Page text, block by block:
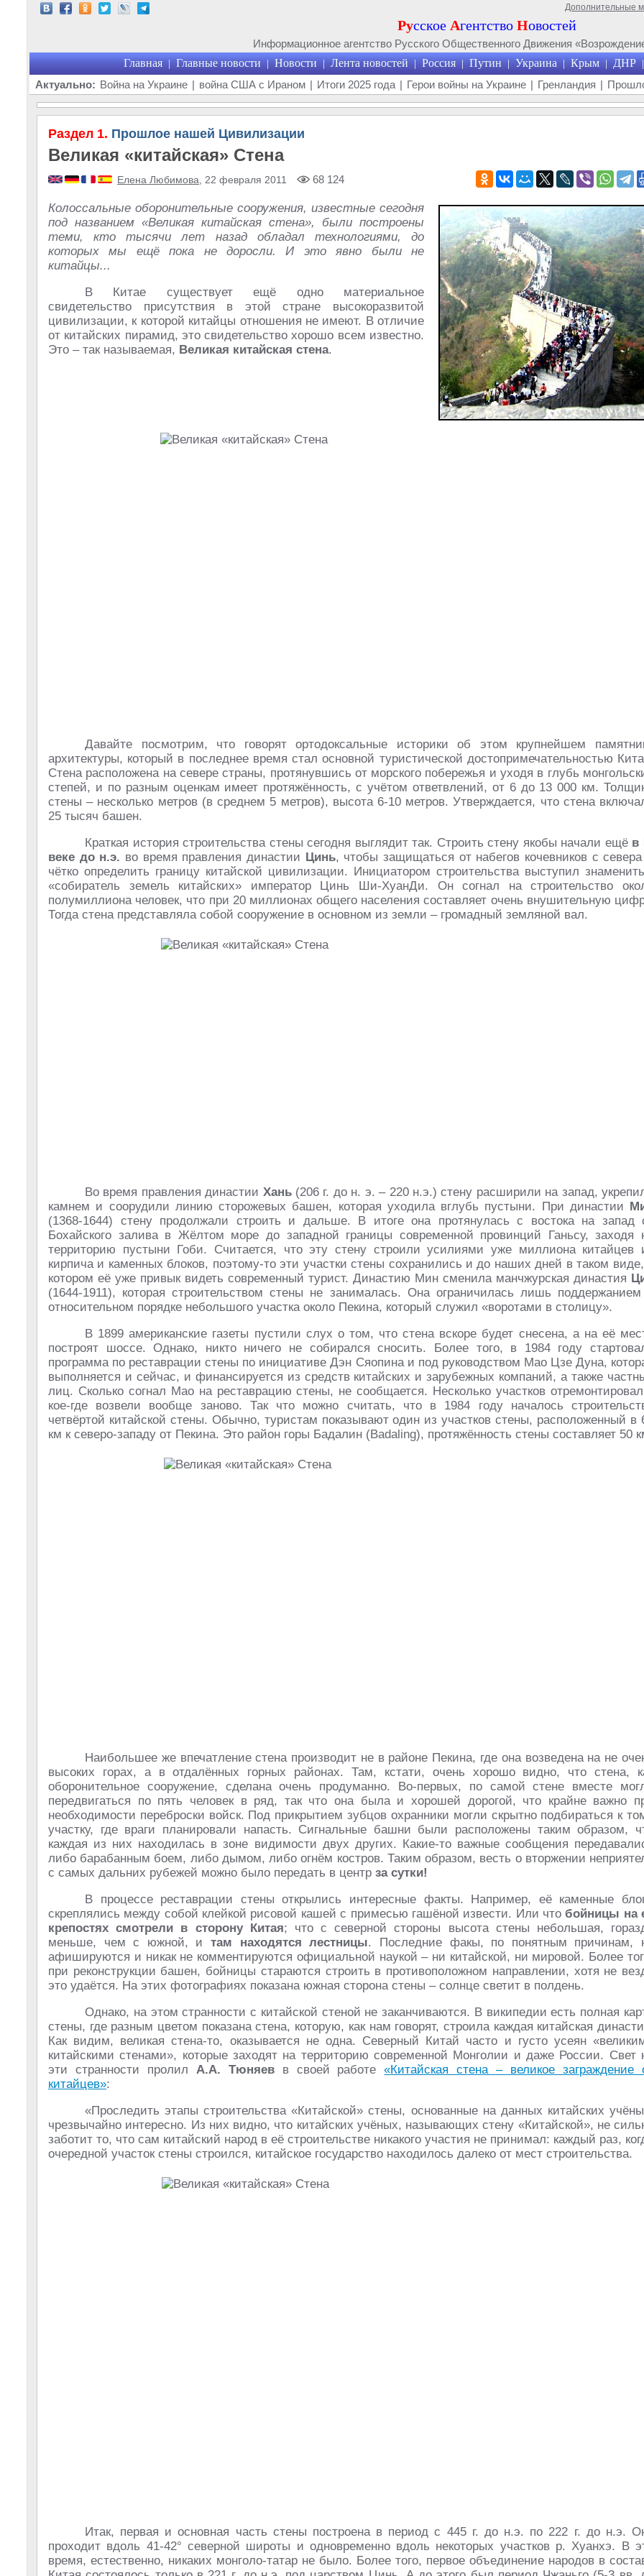
Дополнительные
Русское Агентство Новостей
Информационное агентство Русского Общественного Движения
Главная | Главные новости | Новости | Лента новостей | Россия | Путин | Украина | Крым | ДНР |
Актуально: Война на Украине | война США с Ираном | Итоги 2025 года | Герои войны на Украине | Гренландия |
Раздел 1. Прошлое нашей Цивилизации
Великая «китайская» Стена
Елена Любимова , 22 февраля 2011 68 124
Колоссальные оборонительные сооружения, известные сегодня
под названием «Великая китайская стена», были построены
теми, кто тысячи лет назад обладал технологиями, до
которых мы ещё пока не доросли. И это явно были не
китайцы...
В Китае существует ещё одно материальное
свидетельство присутствия в этой стране высокоразвитой
цивилизации, к которой китайцы отношения не имеют. В отличие
от китайских пирамид, это свидетельство хорошо всем известно.
Это – так называемая, Великая китайская стена.
Давайте посмотрим, что говорят ортодоксальные историки об этом крупнейшем
архитектуры, который в последнее время стал основной туристической достопримечательностью
Стена расположена на севере страны, протянувшись от морского побережья и уходя в глубь
степей, и по разным оценкам имеет протяжённость, с учётом ответвлений, от 6 до 13 000 км.
стены – несколько метров (в среднем 5 метров), высота 6-10 метров. Утверждается, что стена
25 тысяч башен.
Краткая история строительства стены сегодня выглядит так. Строить стену якобы начали ещё в
веке до н.э. во время правления династии Цинь, чтобы защищаться от набегов кочевников с
чётко определить границу китайской цивилизации. Инициатором строительства выступил
«собиратель земель китайских» император Цинь Ши-ХуанДи. Он согнал на строительство
полумиллиона человек, что при 20 миллионах общего населения составляет очень внушительную
Тогда стена представляла собой сооружение в основном из земли – громадный земляной вал.
Во время правления династии Хань(206 г. до н. э. – 220 н.э.) стену расширили на запад,
камнем и соорудили линию сторожевых башен, которая уходила вглубь пустыни. При династии
(1368-1644) стену продолжали строить и дальше. В итоге она протянулась с востока на запад
Бохайского залива в Жёлтом море до западной границы современной провинций Ганьсу, заходя
территорию пустыни Гоби. Считается, что эту стену строили усилиями уже миллиона китайцев
кирпича и каменных блоков, поэтому-то эти участки стены сохранились и до наших дней в таком
котором её уже привык видеть современный турист. Династию Мин сменила манчжурская династия
(1644-1911), которая строительством стены не занималась. Она ограничилась лишь
относительном порядке небольшого участка около Пекина, который служил «воротами в столицу».
В 1899 американские газеты пустили слух о том, что стена вскоре будет снесена, а на её
построят шоссе. Однако, никто ничего не собирался сносить. Более того, в 1984 году
программа по реставрации стены по инициативе Дэн Сяопина и под руководством Мао Цзе Дуна,
выполняется и сейчас, и финансируется из средств китайских и зарубежных компаний, а также
лиц. Сколько согнал Мао на реставрацию стены, не сообщается. Несколько участков
кое-где возвели вообще заново. Так что можно считать, что в 1984 году началось
четвёртой китайской стены. Обычно, туристам показывают один из участков стены, расположенный в
км к северо-западу от Пекина. Это район горы Бадалин (Badaling), протяжённость стены составляет 50
Наибольшее же впечатление стена производит не в районе Пекина, где она возведена на не
высоких горах, а в отдалённых горных районах. Там, кстати, очень хорошо видно, что стена,
оборонительное сооружение, сделана очень продуманно. Во-первых, по самой стене вместе
передвигаться по пять человек в ряд, так что она была и хорошей дорогой, что крайне важно
необходимости переброски войск. Под прикрытием зубцов охранники могли скрытно подбираться к
участку, где враги планировали напасть. Сигнальные башни были расположены таким образом,
каждая из них находилась в зоне видимости двух других. Какие-то важные сообщения
либо барабанным боем, либо дымом, либо огнём костров. Таким образом, весть о вторжении
с самых дальних рубежей можно было передать в центр за сутки!
В процессе реставрации стены открылись интересные факты. Например, её каменные
скреплялись между собой клейкой рисовой кашей с примесью гашёной извести. Или чтобойницы на
крепостях смотрели в сторону Китая; что с северной стороны высота стены небольшая,
меньше, чем с южной, итам находятся лестницы. Последние факы, по понятным причинам,
афишируются и никак не комментируются официальной наукой – ни китайской, ни мировой. Более
при реконструкции башен, бойницы стараются строить в противоположном направлении, хотя не
это удаётся. На этих фотографиях показана южная сторона стены – солнце светит в полдень.
Однако, на этом странности с китайской стеной не заканчиваются. В википедии есть полная
стены, где разным цветом показана стена, которую, как нам говорят, строила каждая китайская
Как видим, великая стена-то, оказывается не одна. Северный Китай часто и густо усеян
китайскими стенами», которые заходят на территорию современной Монголии и даже России. Свет
эти странности пролил А.А. Тюняевв своей работе«Китайская стена – великое заграждение
китайцев»:
«Проследить этапы строительства «Китайской» стены, основанные на данных китайских
чрезвычайно интересно. Из них видно, что китайских учёных, называющих стену «Китайской», не
заботит то, что сам китайский народ в её строительстве никакого участия не принимал: каждый раз,
очередной участок стены строился, китайское государство находилось далеко от мест строительства.
Итак, первая и основная часть стены построена в период с 445 г. до н.э. по 222 г. до н.э.
проходит вдоль 41-42° северной широты и одновременно вдоль некоторых участков р. Хуанхэ. В
время, естественно, никаких монголо-татар не было. Более того, первое объединение народов в